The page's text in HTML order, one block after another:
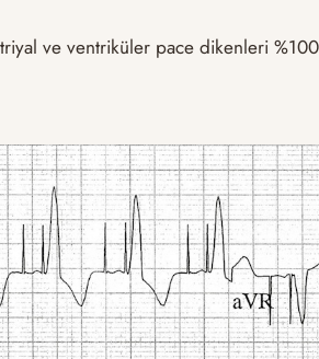
ve ventriküler pace dikenleri